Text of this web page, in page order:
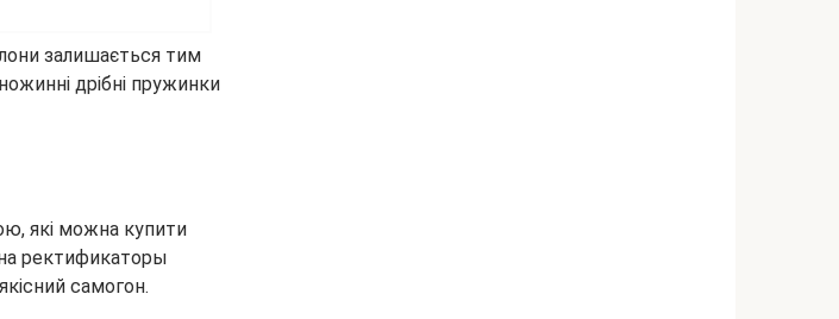
залишається тим
дрібні пружинки
які можна купити
на ректификаторы
самогон.